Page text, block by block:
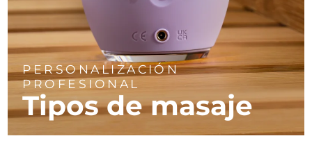
PERSONALIZACIÓN
PROFESIONAL
Tipos de masaje